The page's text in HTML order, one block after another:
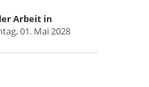
Arbeit in
01. Mai 2028